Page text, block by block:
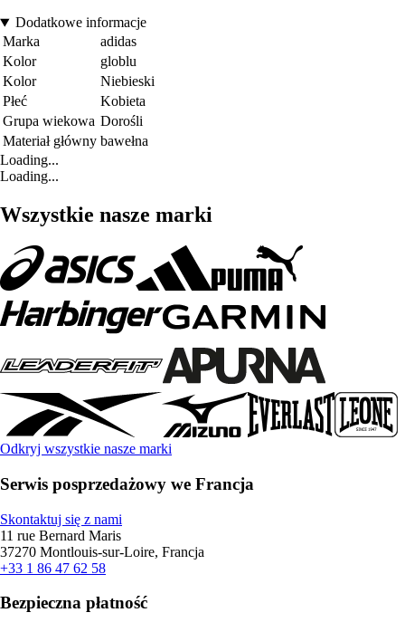
Dodatkowe informacje
Marka
adidas
Kolor
globlu
Kolor
Niebieski
Płeć
Kobieta
Grupa wiekowa Dorośli
Materiał główny bawełna
Loading...
Loading...
Wszystkie nasze marki
Odkryj wszystkie nasze marki
Serwis posprzedażowy we Francja
Skontaktuj się z nami
11 rue Bernard Maris
37270 Montlouis-sur-Loire, Francja
+33 1 86 47 62 58
Bezpieczna płatność